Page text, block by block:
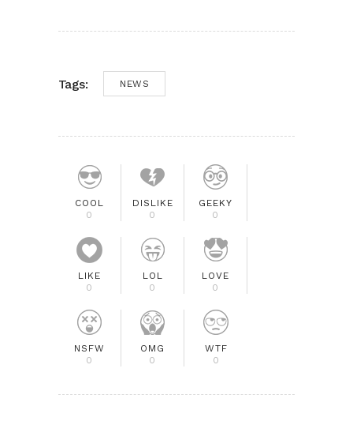
Tags: NEWS
COOL
0
DISLIKE
0
GEEKY
0
LIKE
0
LOL
0
LOVE
0
NSFW
0
OMG
0
WTF
0